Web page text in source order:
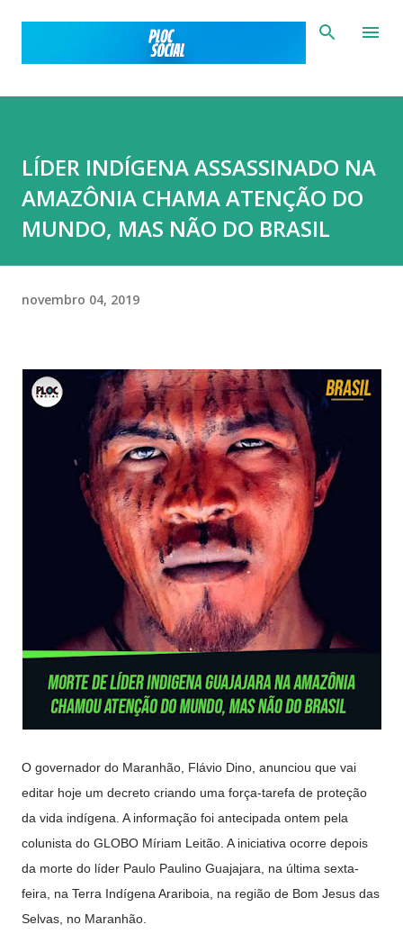
Pular para o conteúdo principal
LÍDER INDÍGENA ASSASSINADO NA
AMAZÔNIA CHAMA ATENÇÃO DO
MUNDO, MAS NÃO DO BRASIL
novembro 04, 2019
O governador do Maranhão, Flávio Dino, anunciou que vai
editar hoje um decreto criando uma força-tarefa de proteção
da vida indígena. A informação foi antecipada ontem pela
colunista do GLOBO Míriam Leitão. A iniciativa ocorre depois
da morte do líder Paulo Paulino Guajajara, na última sexta-
feira, na Terra Indígena Arariboia, na região de Bom Jesus das
Selvas, no Maranhão.